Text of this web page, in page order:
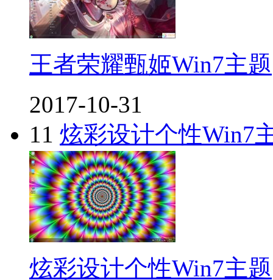
王者荣耀甄姬Win7主题
2017-10-31
11 炫彩设计个性Win7
炫彩设计个性Win7主题